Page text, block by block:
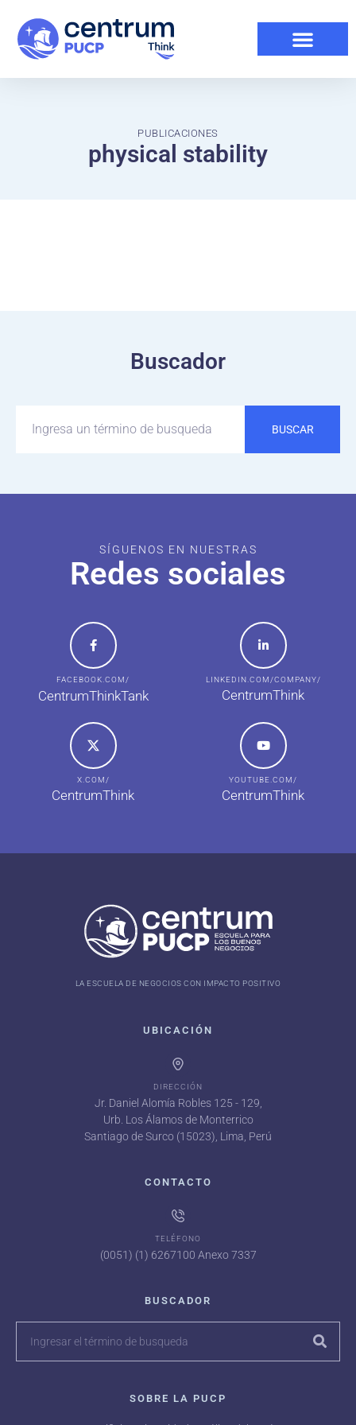
PUBLICACIONES
physical stability
Buscador
BUSCAR
SÍGUENOS EN NUESTRAS
Redes sociales
FACEBOOK.COM/
CentrumThinkTank
LINKEDIN.COM/COMPANY/
CentrumThink
X.COM/
CentrumThink
YOUTUBE.COM/
CentrumThink
LA ESCUELA DE NEGOCIOS CON IMPACTO POSITIVO
UBICACIÓN
DIRECCIÓN
Jr. Daniel Alomía Robles 125 - 129,
Urb. Los Álamos de Monterrico
Santiago de Surco (15023), Lima, Perú
CONTACTO
TELÉFONO
(0051) (1) 6267100 Anexo 7337
BUSCADOR
SOBRE LA PUCP